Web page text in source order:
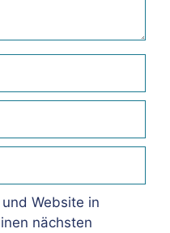
Website in
nächsten